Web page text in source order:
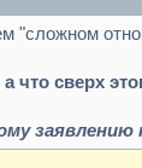
"сложном
что сверх
заявлению